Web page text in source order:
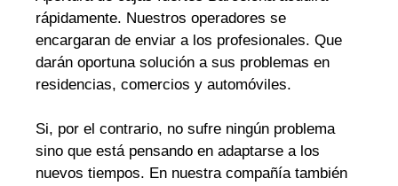
rápidamente. Nuestros operadores se
encargaran de enviar a los profesionales. Que
darán oportuna solución a sus problemas en
residencias, comercios y automóviles.
Si, por el contrario, no sufre ningún problema
sino que está pensando en adaptarse a los
nuevos tiempos. En nuestra compañía también